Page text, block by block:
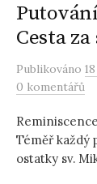
Cesta
Publikováno
0 komentářů
Téměř každý
ostatky sv.